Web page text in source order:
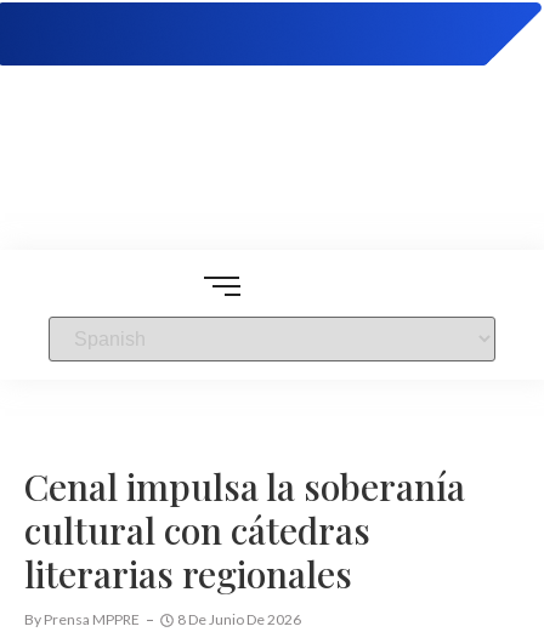
Cenal impulsa la soberanía
cultural con cátedras
literarias regionales
By Prensa MPPRE 8 De Junio De 2026